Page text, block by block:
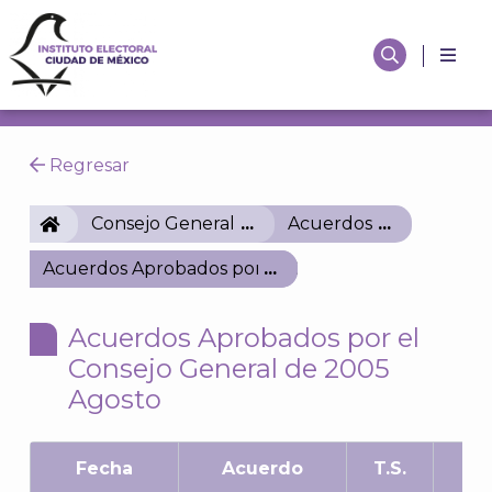
Regresar
IECMConsejo General Acuerdos
Acuerdos Aprobados por el Consejo General de
Acuerdos Aprobados por el
Consejo General de 2005
Agosto
Fecha Acuerdo T.S.